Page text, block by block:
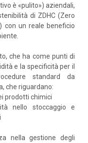
è «pulito») aziendali,
di ZDHC (Zero
con un reale beneficio
che ha come punti di
e la specificità per il
standard da
che riguardano:
prodotti chimici
nello stoccaggio e
nella gestione degli